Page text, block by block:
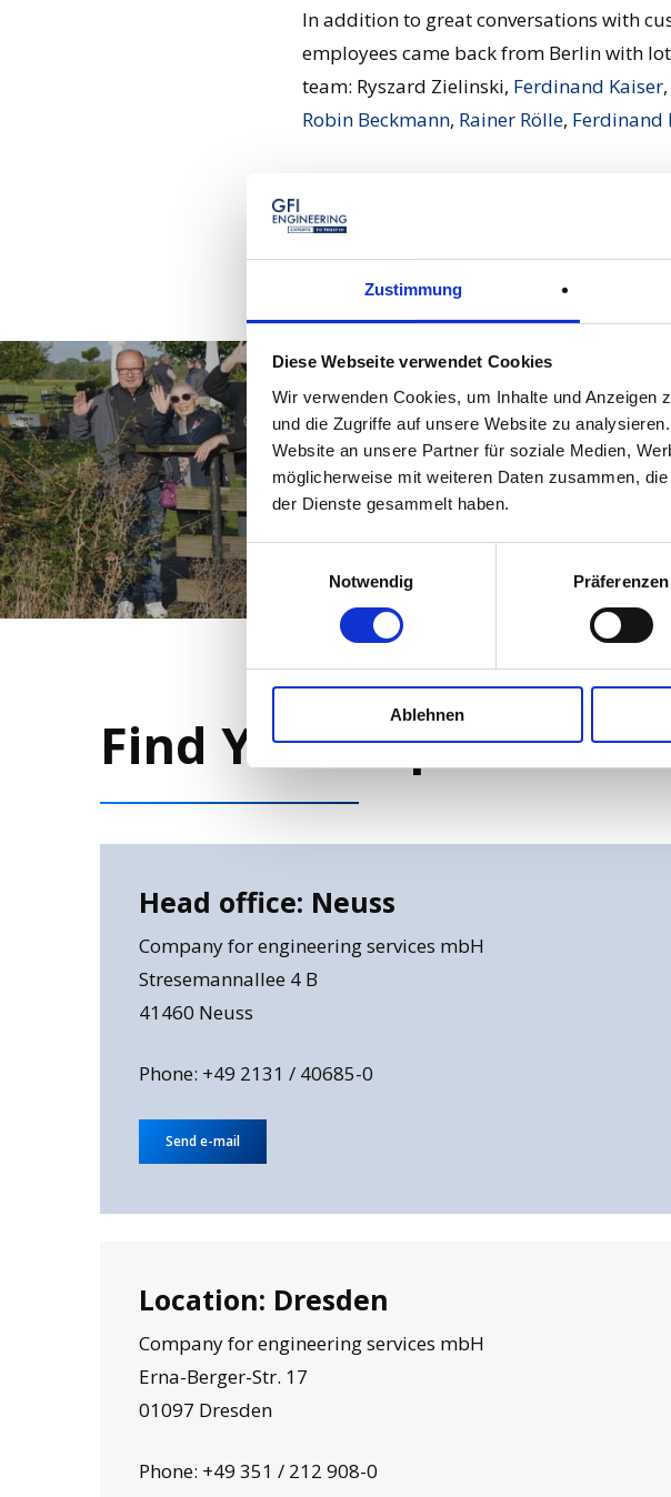
Zustimmung
Diese Webseite verwendet Cookies
Wir verwenden Cookies, um Inhalte und Anzeigen
und die Zugriffe auf unsere Website zu
Website an unsere Partner für soziale Medien,
möglicherweise mit weiteren Daten zusammen,
der Dienste gesammelt haben.
Notwendig
Präferenzen
Ablehnen
In addition to great conversations with
employees came back from Berlin with
team: Ryszard Zielinski, Ferdinand Kaiser,
Robin Beckmann, Rainer Rölle, Ferdinand
GFI
Find YourExperts
Head office: Neuss
Company for engineering services mbH
Stresemannallee 4 B
41460 Neuss
Phone: +49 2131 / 40685-0
Send e-mail
Location: Dresden
Company for engineering services mbH
Erna-Berger-Str. 17
01097 Dresden
Phone: +49 351 / 212 908-0